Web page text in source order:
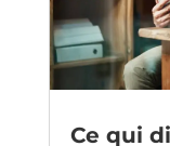
Ce qui